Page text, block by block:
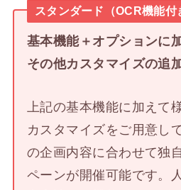
スタンダード（OCR機能付
基本機能＋オプションに
その他カスタマイズの追
上記の基本機能に加えて
カスタマイズをご用意し
の企画内容に合わせて独
ペーンが開催可能です。